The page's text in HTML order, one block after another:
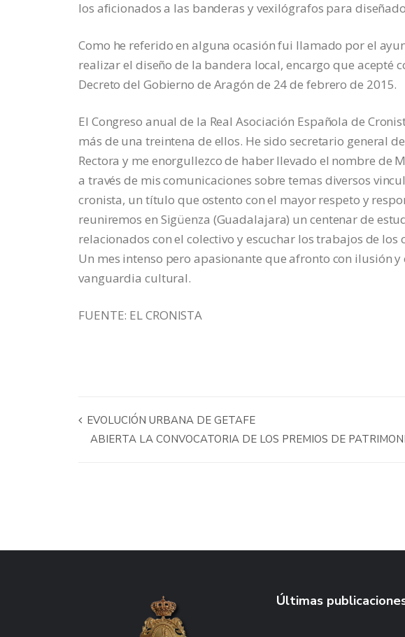
los aficionados a las banderas y vexilógrafos para
Como he referido en alguna ocasión fui llamado por el
realizar el diseño de la bandera local, encargo que acepté
Decreto del Gobierno de Aragón de 24 de febrero de 2015.
El Congreso anual de la Real Asociación Española de
más de una treintena de ellos. He sido secretario general
Rectora y me enorgullezco de haber llevado el nombre de
a través de mis comunicaciones sobre temas diversos
cronista, un título que ostento con el mayor respeto y
reuniremos en Sigüenza (Guadalajara) un centenar de
relacionados con el colectivo y escuchar los trabajos de los
Un mes intenso pero apasionante que afronto con ilusión
vanguardia cultural.
FUENTE: EL CRONISTA
EVOLUCIÓN URBANA DE GETAFE
ABIERTA LA CONVOCATORIA DE LOS PREMIOS DE
Últimas